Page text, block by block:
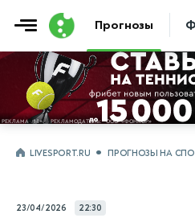
Прогнозы
LIVESPORT.RU ПРОГНОЗЫ НА
23/04/2026 22:30